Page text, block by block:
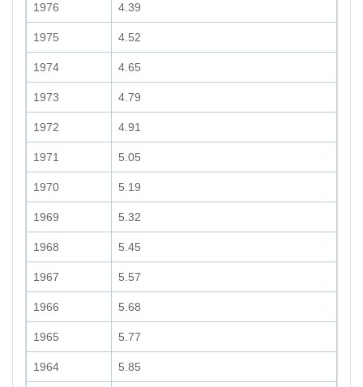
1976 4.39
1975 4.52
1974 4.65
1973 4.79
1972 4.91
1971 5.05
1970 5.19
1969 5.32
1968 5.45
1967 5.57
1966 5.68
1965 5.77
1964 5.85